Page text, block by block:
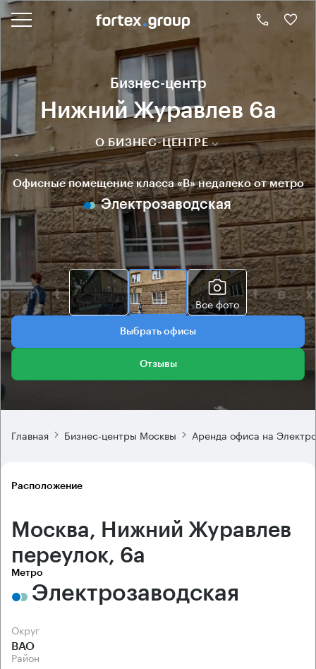
Бизнес-центр
Нижний Журавлев 6а
О БИЗНЕС-ЦЕНТРЕ
Офисные помещение класса «B» недалеко от метро
Электрозаводская
Все фото
Выбрать офисы
Отзывы
Главная Бизнес-центры Москвы Аренда офиса на
Расположение
Москва, Нижний Журавлев
переулок, 6а
Метро
Электрозаводская
Округ
ВАО
Район